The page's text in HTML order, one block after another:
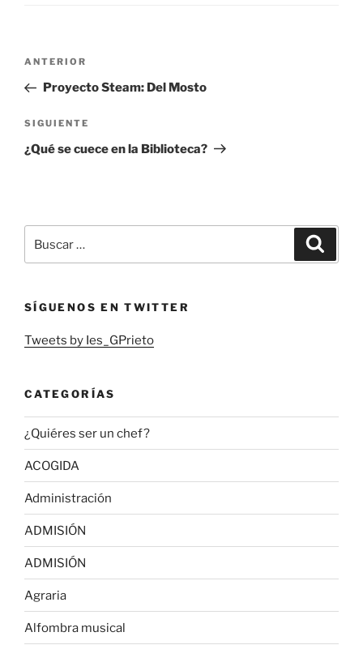
Navegación
entradas
Entrada
anterior:
ANTERIOR
Proyecto Steam: Del Mosto
Siguiente
entrada
SIGUIENTE
¿Qué se cuece en la Biblioteca?
por:
SÍGUENOS EN TWITTER
Tweets by Ies_GPrieto
CATEGORÍAS
¿Quiéres ser un chef?
ACOGIDA
Administración
ADMISIÓN
ADMISIÓN
Agraria
Alfombra musical